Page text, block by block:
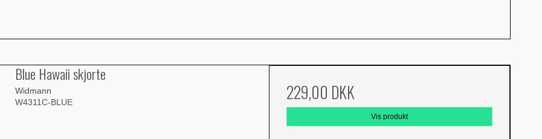
Blue Hawaii skjorte
Widmann
W4311C-BLUE
229,00 DKK
Vis produkt